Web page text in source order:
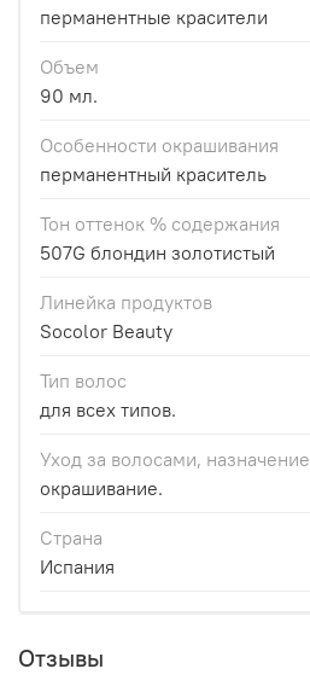
перманентные красители
Объем
90 мл.
Особенности окрашивания
перманентный краситель
Тон оттенок % содержания
507G блондин золотистый
Линейка продуктов
Socolor Beauty
Тип волос
для всех типов.
Уход за волосами, назначение
окрашивание.
Страна
Испания
Отзывы